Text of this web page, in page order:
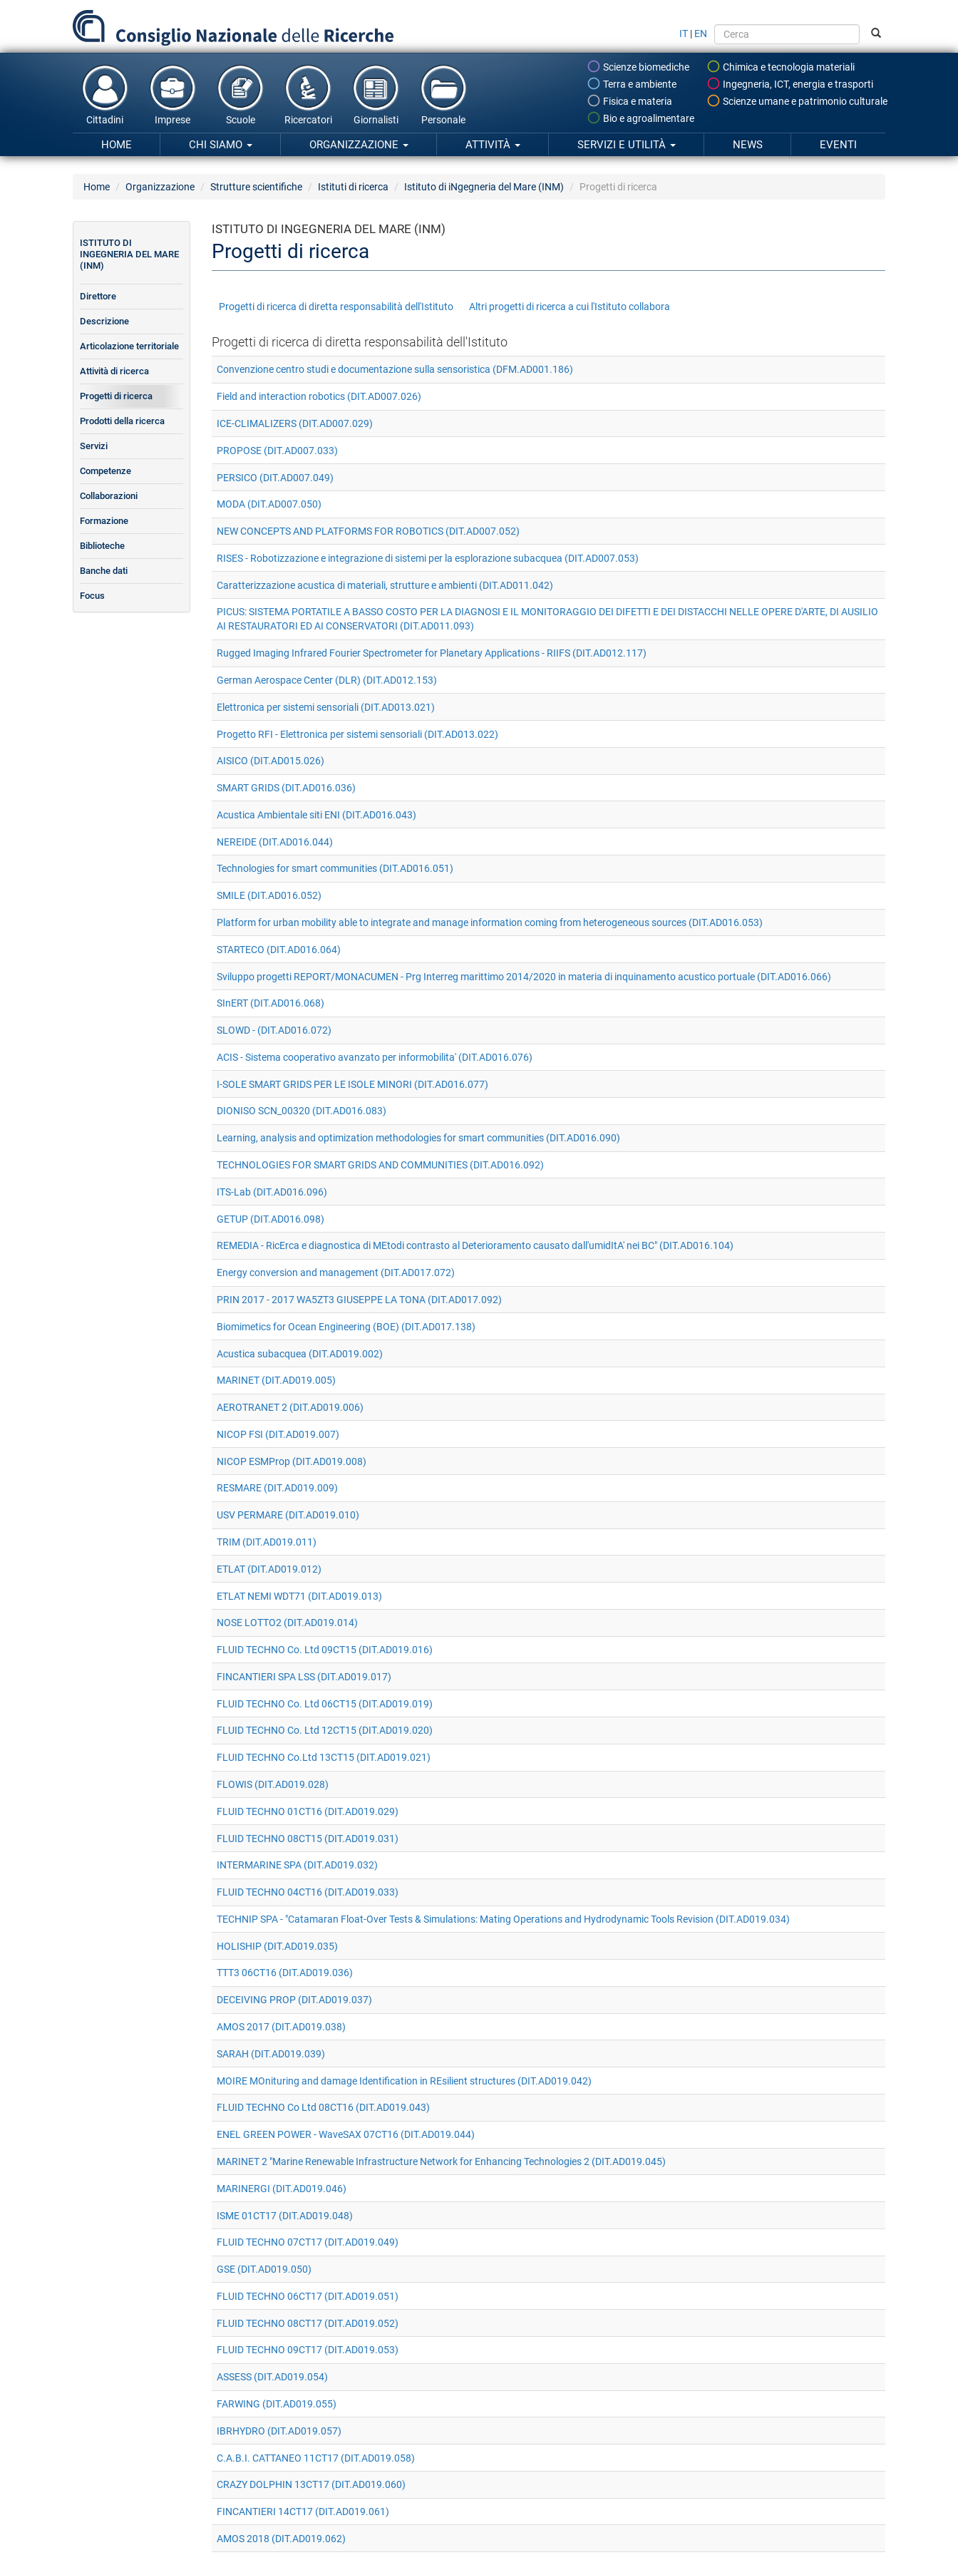
principale
IT | EN
Scienze biomediche
Chimica e tecnologia materiali
Terra e ambiente
Ingegneria, ICT, energia e trasporti
Fisica e materia
Scienze umane e patrimonio culturale
Bio e agroalimentare
Cittadini Imprese Scuole Ricercatori Giornalisti Personale
HOME CHI SIAMO ORGANIZZAZIONE ATTIVITÀ SERVIZI E UTILITÀ NEWS EVENTI
Home Organizzazione Strutture scientifiche Istituti di ricerca Istituto di iNgegneria del Mare (INM) Progetti di ricerca
ISTITUTO DI INGEGNERIA DEL MARE (INM)
Progetti di ricerca
Progetti di ricerca di diretta responsabilità dell'Istituto Altri progetti di ricerca a cui l'Istituto collabora
Progetti di ricerca di diretta responsabilità dell'Istituto
Convenzione centro studi e documentazione sulla sensoristica (DFM.AD001.186)
Field and interaction robotics (DIT.AD007.026)
ICE-CLIMALIZERS (DIT.AD007.029)
PROPOSE (DIT.AD007.033)
PERSICO (DIT.AD007.049)
MODA (DIT.AD007.050)
NEW CONCEPTS AND PLATFORMS FOR ROBOTICS (DIT.AD007.052)
RISES - Robotizzazione e integrazione di sistemi per la esplorazione subacquea (DIT.AD007.053)
Caratterizzazione acustica di materiali, strutture e ambienti (DIT.AD011.042)
PICUS: SISTEMA PORTATILE A BASSO COSTO PER LA DIAGNOSI E IL MONITORAGGIO DEI DIFETTI E DEI DISTACCHI NELLE OPERE D'ARTE, DI AUSILIO
AI RESTAURATORI ED AI CONSERVATORI (DIT.AD011.093)
Rugged Imaging Infrared Fourier Spectrometer for Planetary Applications - RIIFS (DIT.AD012.117)
German Aerospace Center (DLR) (DIT.AD012.153)
Elettronica per sistemi sensoriali (DIT.AD013.021)
Progetto RFI - Elettronica per sistemi sensoriali (DIT.AD013.022)
AISICO (DIT.AD015.026)
SMART GRIDS (DIT.AD016.036)
Acustica Ambientale siti ENI (DIT.AD016.043)
NEREIDE (DIT.AD016.044)
Technologies for smart communities (DIT.AD016.051)
SMILE (DIT.AD016.052)
Platform for urban mobility able to integrate and manage information coming from heterogeneous sources (DIT.AD016.053)
STARTECO (DIT.AD016.064)
Sviluppo progetti REPORT/MONACUMEN - Prg Interreg marittimo 2014/2020 in materia di inquinamento acustico portuale (DIT.AD016.066)
SInERT (DIT.AD016.068)
SLOWD - (DIT.AD016.072)
ACIS - Sistema cooperativo avanzato per informobilita' (DIT.AD016.076)
I-SOLE SMART GRIDS PER LE ISOLE MINORI (DIT.AD016.077)
DIONISO SCN_00320 (DIT.AD016.083)
Learning, analysis and optimization methodologies for smart communities (DIT.AD016.090)
TECHNOLOGIES FOR SMART GRIDS AND COMMUNITIES (DIT.AD016.092)
ITS-Lab (DIT.AD016.096)
GETUP (DIT.AD016.098)
REMEDIA - RicErca e diagnostica di MEtodi contrasto al Deterioramento causato dall'umidItA' nei BC" (DIT.AD016.104)
Energy conversion and management (DIT.AD017.072)
PRIN 2017 - 2017 WA5ZT3 GIUSEPPE LA TONA (DIT.AD017.092)
Biomimetics for Ocean Engineering (BOE) (DIT.AD017.138)
Acustica subacquea (DIT.AD019.002)
MARINET (DIT.AD019.005)
AEROTRANET 2 (DIT.AD019.006)
NICOP FSI (DIT.AD019.007)
NICOP ESMProp (DIT.AD019.008)
RESMARE (DIT.AD019.009)
USV PERMARE (DIT.AD019.010)
TRIM (DIT.AD019.011)
ETLAT (DIT.AD019.012)
ETLAT NEMI WDT71 (DIT.AD019.013)
NOSE LOTTO2 (DIT.AD019.014)
FLUID TECHNO Co. Ltd 09CT15 (DIT.AD019.016)
FINCANTIERI SPA LSS (DIT.AD019.017)
FLUID TECHNO Co. Ltd 06CT15 (DIT.AD019.019)
FLUID TECHNO Co. Ltd 12CT15 (DIT.AD019.020)
FLUID TECHNO Co.Ltd 13CT15 (DIT.AD019.021)
FLOWIS (DIT.AD019.028)
FLUID TECHNO 01CT16 (DIT.AD019.029)
FLUID TECHNO 08CT15 (DIT.AD019.031)
INTERMARINE SPA (DIT.AD019.032)
FLUID TECHNO 04CT16 (DIT.AD019.033)
TECHNIP SPA - "Catamaran Float-Over Tests & Simulations: Mating Operations and Hydrodynamic Tools Revision (DIT.AD019.034)
HOLISHIP (DIT.AD019.035)
TTT3 06CT16 (DIT.AD019.036)
DECEIVING PROP (DIT.AD019.037)
AMOS 2017 (DIT.AD019.038)
SARAH (DIT.AD019.039)
MOIRE MOnituring and damage Identification in REsilient structures (DIT.AD019.042)
FLUID TECHNO Co Ltd 08CT16 (DIT.AD019.043)
ENEL GREEN POWER - WaveSAX 07CT16 (DIT.AD019.044)
MARINET 2 "Marine Renewable Infrastructure Network for Enhancing Technologies 2 (DIT.AD019.045)
MARINERGI (DIT.AD019.046)
ISME 01CT17 (DIT.AD019.048)
FLUID TECHNO 07CT17 (DIT.AD019.049)
GSE (DIT.AD019.050)
FLUID TECHNO 06CT17 (DIT.AD019.051)
FLUID TECHNO 08CT17 (DIT.AD019.052)
FLUID TECHNO 09CT17 (DIT.AD019.053)
ASSESS (DIT.AD019.054)
FARWING (DIT.AD019.055)
IBRHYDRO (DIT.AD019.057)
C.A.B.I. CATTANEO 11CT17 (DIT.AD019.058)
CRAZY DOLPHIN 13CT17 (DIT.AD019.060)
FINCANTIERI 14CT17 (DIT.AD019.061)
AMOS 2018 (DIT.AD019.062)
ISTITUTO DI
INGEGNERIA DEL MARE
(INM)
Direttore
Descrizione
Articolazione territoriale
Attività di ricerca
Progetti di ricerca
Prodotti della ricerca
Servizi
Competenze
Collaborazioni
Formazione
Biblioteche
Banche dati
Focus